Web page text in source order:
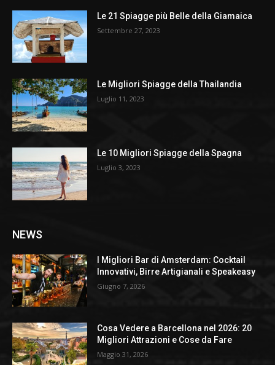
Le 21 Spiagge più Belle della Giamaica
Settembre 27, 2023
Le Migliori Spiagge della Thailandia
Luglio 11, 2023
Le 10 Migliori Spiagge della Spagna
Luglio 3, 2023
NEWS
I Migliori Bar di Amsterdam: Cocktail
Innovativi, Birre Artigianali e Speakeasy
Giugno 7, 2026
Cosa Vedere a Barcellona nel 2026: 20
Migliori Attrazioni e Cose da Fare
Maggio 31, 2026